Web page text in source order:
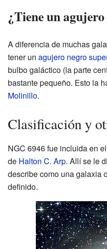
¿Tiene un
A diferencia de muchas
tener un agujero negro
bulbo galáctico (la parte
bastante pequeño. Esto la
Molinillo.
Clasificación y
NGC 6946 fue incluida en
de Halton C. Arp. Allí se le
describe como una galaxia
definido.